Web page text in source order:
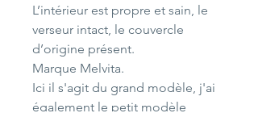
L’intérieur est propre et sain, le
verseur intact, le couvercle
d’origine présent.
Marque Melvita.
Ici il s'agit du grand modèle, j'ai
également le petit modèle